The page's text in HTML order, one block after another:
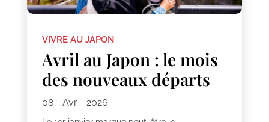
VIVRE AU JAPON
Avril au Japon : le mois
des nouveaux départs
08 - Avr - 2026